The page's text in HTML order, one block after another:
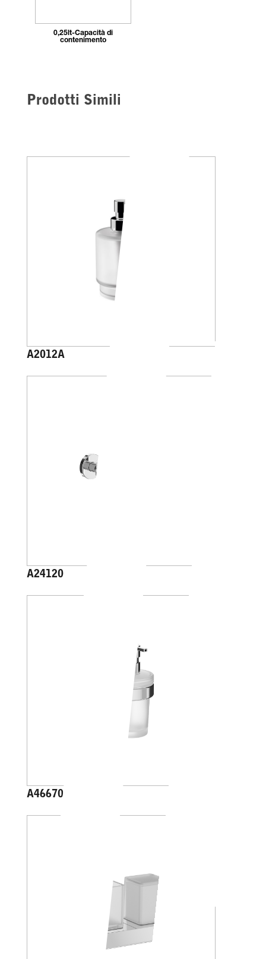
0,25lt-Capacità di
contenimento
Prodotti Simili
A2012A
A24120
A46670